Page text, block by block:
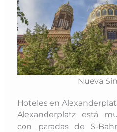
Nueva
Hoteles en
Alexanderplatz está
con paradas de S-